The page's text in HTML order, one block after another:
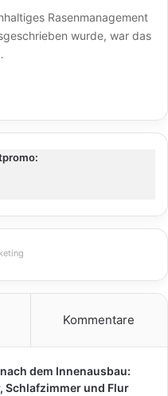
Rasenmanagement
wurde, war das
Kommentare
dem Innenausbau:
Schlafzimmer und Flur